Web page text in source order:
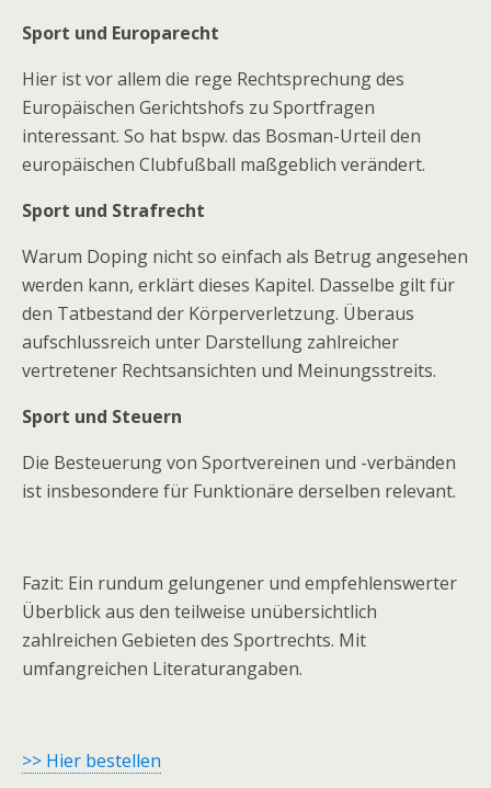
Sport und Europarecht
Hier ist vor allem die rege Rechtsprechung des
Europäischen Gerichtshofs zu Sportfragen
interessant. So hat bspw. das Bosman-Urteil den
europäischen Clubfußball maßgeblich verändert.
Sport und Strafrecht
Warum Doping nicht so einfach als Betrug angesehen
werden kann, erklärt dieses Kapitel. Dasselbe gilt für
den Tatbestand der Körperverletzung. Überaus
aufschlussreich unter Darstellung zahlreicher
vertretener Rechtsansichten und Meinungsstreits.
Sport und Steuern
Die Besteuerung von Sportvereinen und -verbänden
ist insbesondere für Funktionäre derselben relevant.
Fazit: Ein rundum gelungener und empfehlenswerter
Überblick aus den teilweise unübersichtlich
zahlreichen Gebieten des Sportrechts. Mit
umfangreichen Literaturangaben.
>> Hier bestellen